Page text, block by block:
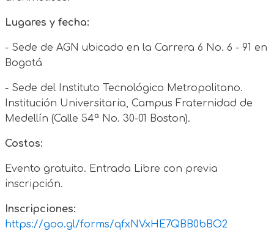
Lugares y fecha:
- Sede de AGN ubicado en la Carrera 6 No. 6 - 91 en
Bogotá
- Sede del Instituto Tecnológico Metropolitano.
Institución Universitaria, Campus Fraternidad de
Medellín (Calle 54ª No. 30-01 Boston).
Costos:
Evento gratuito. Entrada Libre con previa
inscripción.
Inscripciones:
https://goo.gl/forms/qfxNVxHE7QBB0bBO2